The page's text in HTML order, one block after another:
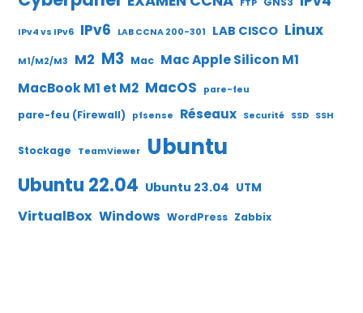
FTP
IPv4 vs IPv6 IPv6 LAB CCNA 200-301 LAB CISCO Linux
M1/M2/M3 M2 M3 Mac Mac Apple Silicon M1
MacBook M1 et M2 MacOS pare-feu
pare-feu (Firewall) pfsense Réseaux Securité SSD SSH
Stockage TeamViewer Ubuntu
Ubuntu 22.04 Ubuntu 23.04 UTM
VirtualBox Windows WordPress Zabbix